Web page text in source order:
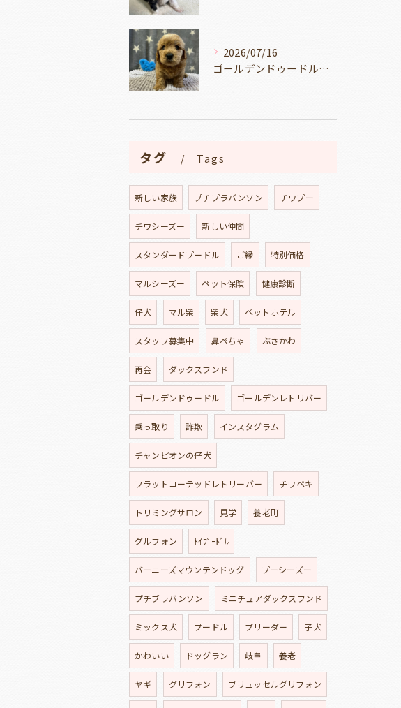
2026/07/16
ゴールデンドゥードルの仔犬の見学が出来ます🐶🐶🐶岐阜県養老町のブリーダーワンダフルパピーです。
タグ Tags
新しい家族 プチプラバンソン チワプー
チワシーズー 新しい仲間
スタンダードプードル ご縁 特別価格
マルシーズー ペット保険 健康診断
仔犬 マル柴 柴犬 ペットホテル
スタッフ募集中 鼻ぺちゃ ぶさかわ
再会 ダックスフンド
ゴールデンドゥードル ゴールデンレトリバー
乗っ取り 詐欺 インスタグラム
チャンピオンの仔犬
フラットコーテッドレトリーバー チワペキ
トリミングサロン 見学 養老町
グルフォン ﾄｲﾌﾟｰﾄﾞﾙ
バーニーズマウンテンドッグ プーシーズー
プチブラバンソン ミニチュアダックスフンド
ミックス犬 プードル ブリーダー 子犬
かわいい ドッグラン 岐阜 養老
ヤギ グリフォン ブリュッセルグリフォン